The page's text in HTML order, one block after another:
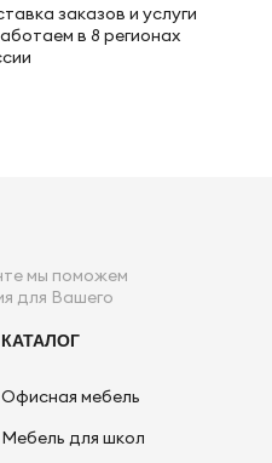
заказов и услуги
в 8 регионах
мы поможем
для Вашего
КАТАЛОГ
Офисная мебель
Мебель для школ